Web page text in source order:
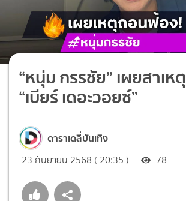
“หนุ่ม กรรชัย” เผยสาเ
“เบียร์ เดอะวอยซ์”
ดาราเดลี่บันเทิง
23 กันยายน 2568 ( 20:35 ) 78